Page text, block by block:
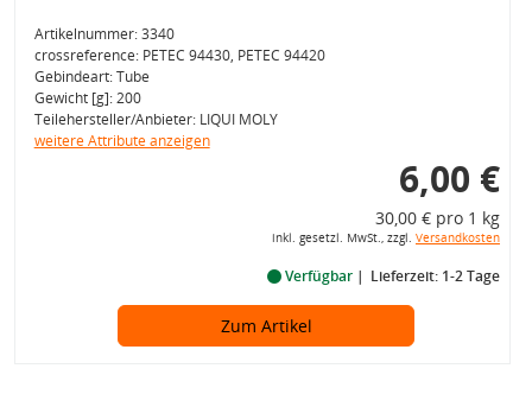
Artikelnummer: 3340
crossreference: PETEC 94430, PETEC 94420
Gebindeart: Tube
Gewicht [g]: 200
Teilehersteller/Anbieter: LIQUI MOLY
weitere Attribute anzeigen
6,00 €
30,00 € pro 1 kg
inkl. gesetzl. MwSt., zzgl. Versandkosten
Verfügbar Lieferzeit: 1-2 Tage
Zum Artikel